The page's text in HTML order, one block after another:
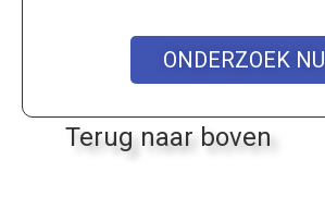
ONDERZOEK NU
Terug naar boven